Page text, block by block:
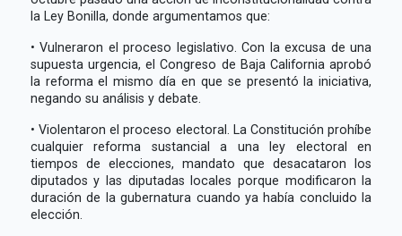
la Ley Bonilla, donde argumentamos que:
• Vulneraron el proceso legislativo. Con la excusa de una
supuesta urgencia, el Congreso de Baja California aprobó
la reforma el mismo día en que se presentó la iniciativa,
negando su análisis y debate.
• Violentaron el proceso electoral. La Constitución prohíbe
cualquier reforma sustancial a una ley electoral en
tiempos de elecciones, mandato que desacataron los
diputados y las diputadas locales porque modificaron la
duración de la gubernatura cuando ya había concluido la
elección.